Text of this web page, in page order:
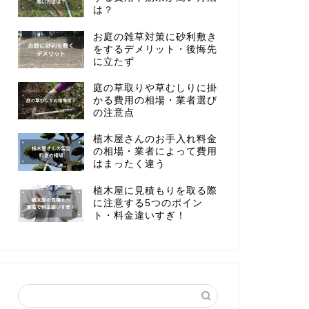
は？
お庭の雑草対策に砂利敷き
をするデメリット・後悔先
に立たず
庭の草取りや草むしりに掛
かる費用の相場・業者選び
の注意点
植木屋さんのお手入れ料金
の相場・業者によって費用
はまったく違う
植木屋に見積もりを取る際
に注意する5つのポイン
ト・料金違いすぎ！